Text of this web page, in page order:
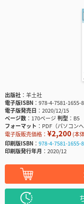
出版社
羊土社
電子版ISBN
978-4-7581-1655-8
電子版発売日
2020/12/15
ページ数
170ページ判型
B5
フォーマット
PDF（パソコン
電子版販売価格： ¥2,200(本
印刷版ISBN
978-4-7581-1655-8
印刷版発行年月
2020/12